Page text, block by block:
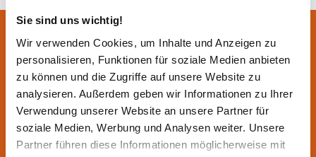
Sie sind uns wichtig!
Wir verwenden Cookies, um Inhalte und Anzeigen zu
personalisieren, Funktionen für soziale Medien anbieten
zu können und die Zugriffe auf unsere Website zu
analysieren. Außerdem geben wir Informationen zu Ihrer
Verwendung unserer Website an unsere Partner für
soziale Medien, Werbung und Analysen weiter. Unsere
Partner führen diese Informationen möglicherweise mit